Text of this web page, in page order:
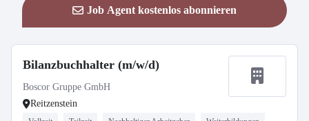
Job Agent kostenlos abonnieren
Bilanzbuchhalter (m/w/d)
Boscor Gruppe GmbH
Reitzenstein